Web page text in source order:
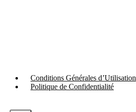
Conditions Générales d’Utilisation
Politique de Confidentialité